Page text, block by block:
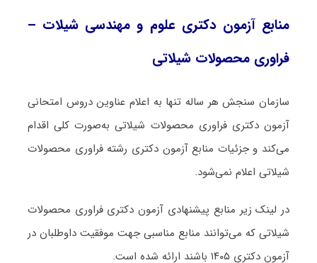
منابع آزمون دکتری علوم و مهندسی شیلات –
فراوری محصولات شیلاتی
سازمان سنجش هر ساله تنها به اعلام عناوین دروس امتحانی
آزمون دکتری فراوری محصولات شیلاتی به‌صورت کلی اقدام
می‌کند و جزئیات منابع آزمون دکتری رشته فراوری محصولات
شیلاتی اعلام نمی‌شود.
در لینک زیر منابع پیشنهادی آزمون دکتری فراوری محصولات
شیلاتی که می‌توانند منابع مناسبی جهت موفقیت داوطلبان در
آزمون دکتری ۱۴۰۵ باشند ارائه شده است.